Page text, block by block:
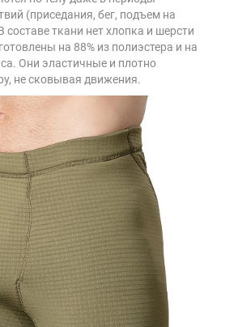
(приседания, бег, подъем на
составе ткани нет хлопка и шерсти
на 88% из полиэстера и на
Они эластичные и плотно
не сковывая движения.